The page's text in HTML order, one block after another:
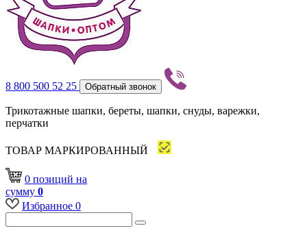
8 800 500 52 25 Обратный звонок
Трикотажные шапки, береты, шапки, снуды, варежки,
перчатки
ТОВАР МАРКИРОВАННЫЙ
0 позиций на
сумму 0
Избранное 0